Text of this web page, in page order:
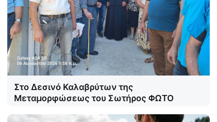
Στο Δεσινό Καλαβρύτων της
Μεταμορφώσεως του Σωτήρος ΦΩΤΟ